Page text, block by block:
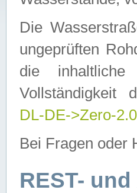
Die
ungeprüften
die inhaltliche
DL-DE->Zero-2.0
Bei Fragen oder
REST-